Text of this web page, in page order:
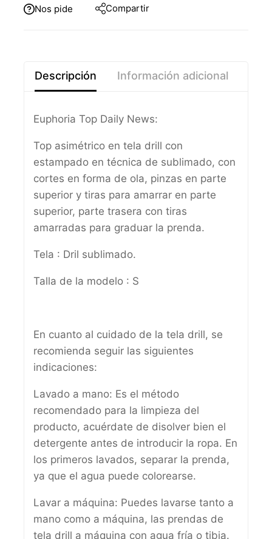
Nos pide
Compartir
Descripción Información adicional
Euphoria Top Daily News:
Top asimétrico en tela drill con
estampado en técnica de sublimado, con
cortes en forma de ola, pinzas en parte
superior y tiras para amarrar en parte
superior, parte trasera con tiras
amarradas para graduar la prenda.
Tela : Dril sublimado.
Talla de la modelo : S
En cuanto al cuidado de la tela drill, se
recomienda seguir las siguientes
indicaciones:
Lavado a mano: Es el método
recomendado para la limpieza del
producto, acuérdate de disolver bien el
detergente antes de introducir la ropa. En
los primeros lavados, separar la prenda,
ya que el agua puede colorearse.
Lavar a máquina: Puedes lavarse tanto a
mano como a máquina, las prendas de
tela drill a máquina con agua fría o tibia.